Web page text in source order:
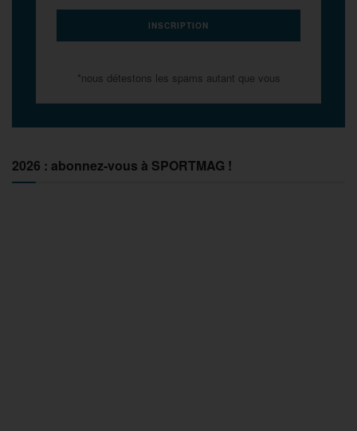
*nous détestons les spams autant que vous
2026 : abonnez-vous à SPORTMAG !